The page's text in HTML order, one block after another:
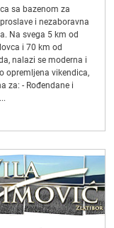
sa bazenom za
i nezaboravna
Na svega 5 km od
i 70 km od
nalazi se moderna i
opremljena vikendica,
za: - Rođendane i